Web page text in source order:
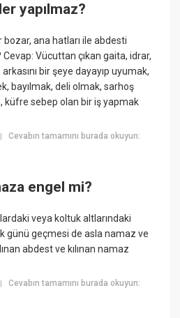
yapılmaz?
ana hatları ile abdesti
Vücuttan çıkan gaita, idrar,
bir şeye dayayıp uyumak,
bayılmak, deli olmak, sarhoş
küfre sebep olan bir iş yapmak
Cevabın tamamını burada okuyun:
engel mi?
veya koltuk altlarındaki
günü geçmesi de asla namaz ve
abdest ve kılınan namaz
Cevabın tamamını burada okuyun: